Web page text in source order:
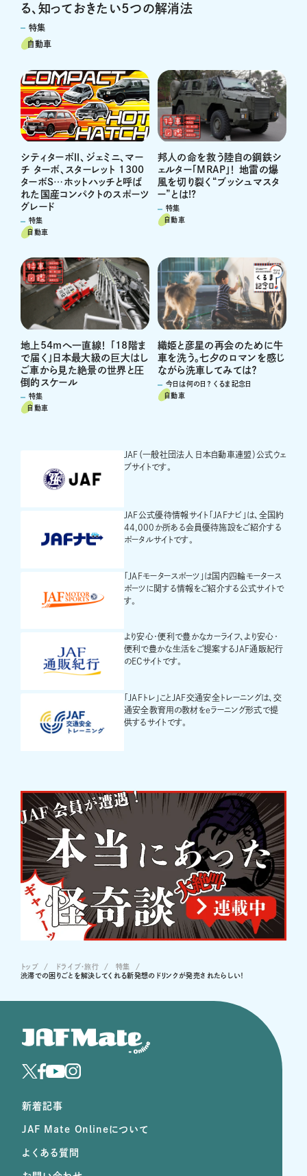
る、知っておきたい5つの解消法
特集
自動車
シティターボⅡ、ジェミニ、マー
チ ターボ、スターレット 1300
ターボS…ホットハッチと呼ば
れた国産コンパクトのスポーツ
グレード
特集
自動車
邦人の命を救う陸自の鋼鉄シ
ェルター「MRAP」！ 地雷の爆
風を切り裂く“ブッシュマスタ
ー”とは!?
特集
自動車
地上54mへ一直線！ 「18階ま
で届く」日本最大級の巨大はし
ご車から見た絶景の世界と圧
倒的スケール
特集
自動車
織姫と彦星の再会のために牛
車を洗う。七夕のロマンを感じ
ながら洗車してみては？
今日は何の日？ くるま記念日
自動車
JAF（一般社団法人 日本自動車連盟）公式ウェ
ブサイトです。
JAF公式優待情報サイト「JAFナビ」は、全国約
44,000か所ある会員優待施設をご紹介する
ポータルサイトです。
「JAFモータースポーツ」は国内四輪モータース
ポーツに関する情報をご紹介する公式サイトで
す。
より安心・便利で豊かなカーライフ、より安心・
便利で豊かな生活をご提案するJAF通販紀行
のECサイトです。
「JAFトレ」ことJAF交通安全トレーニングは、交
通安全教育用の教材をeラーニング形式で提
供するサイトです。
トップ ドライブ･旅行
特集
渋滞での困りごとを解決してくれる新発想のドリンクが発売されたらしい！
新着記事
JAF Mate Onlineについて
よくある質問